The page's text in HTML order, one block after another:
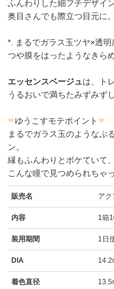
ふんわりした細フチデザイ
奥目さんでも際立つ目元に。
*. まるでガラス玉ツヤ×透明
つや膜をはったようなきら
エッセンスベージュは、ト
うるおいで満ちたみずみず
❤ゆうこすモテポイント ❤
まるでガラス玉のようなぷ
ン。
縁もふんわりとボケていて
こんな瞳で見つめられちゃ
販売名 アク
内容 1箱
装用期間 1日
DIA
着色直径